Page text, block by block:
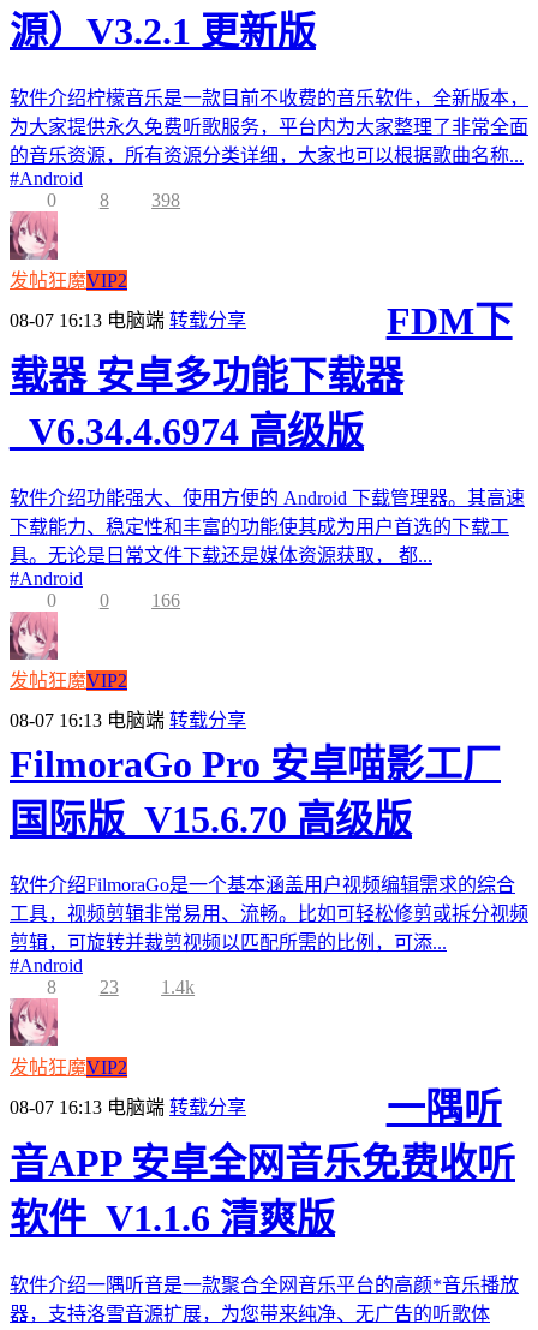
源）V3.2.1 更新版
软件介绍柠檬音乐是一款目前不收费的音乐软件，全新版本，
为大家提供永久免费听歌服务，平台内为大家整理了非常全面
的音乐资源，所有资源分类详细，大家也可以根据歌曲名称...
#Android
0
8 398
发帖狂魔VIP2
08-07 16:13 电脑端 转载分享
FDM下
载器 安卓多功能下载器
_V6.34.4.6974 高级版
软件介绍功能强大、使用方便的 Android 下载管理器。其高速
下载能力、稳定性和丰富的功能使其成为用户首选的下载工
具。无论是日常文件下载还是媒体资源获取， 都...
#Android
0
0 166
发帖狂魔VIP2
08-07 16:13 电脑端 转载分享
FilmoraGo Pro 安卓喵影工厂
国际版_V15.6.70 高级版
软件介绍FilmoraGo是一个基本涵盖用户视频编辑需求的综合
工具，视频剪辑非常易用、流畅。比如可轻松修剪或拆分视频
剪辑，可旋转并裁剪视频以匹配所需的比例，可添...
#Android
8
23 1.4k
发帖狂魔VIP2
08-07 16:13 电脑端 转载分享
一隅听
音APP 安卓全网音乐免费收听
软件_V1.1.6 清爽版
软件介绍一隅听音是一款聚合全网音乐平台的高颜*音乐播放
器，支持洛雪音源扩展，为您带来纯净、无广告的听歌体